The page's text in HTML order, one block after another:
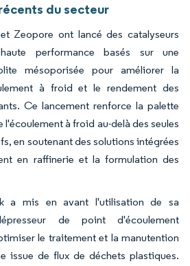
du secteur
Zeopore ont lancé des catalyseurs
performance basés sur une
mésoporisée pour améliorer la
à froid et le rendement des
Ce lancement renforce la palette
à froid au-delà des seules
en soutenant des solutions intégrées
en raffinerie et la formulation des
a mis en avant l'utilisation de sa
de point d'écoulement
le traitement et la manutention
issue de flux de déchets plastiques.